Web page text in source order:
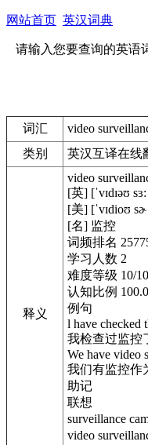
网站首页 英汉词典
请输入您要查询的英语
词汇
video
类别
英汉互译在线
释义
video
[英] [ˈvɪdɪəʊ
[美] [ˈvɪdioʊ
[名] 监控
词频排名
学习人数 2
难度等级 10/10
认知比例
例句
l have checked
我检查过监控
We have video
我们有监控作
助记
联想
surveillance
video